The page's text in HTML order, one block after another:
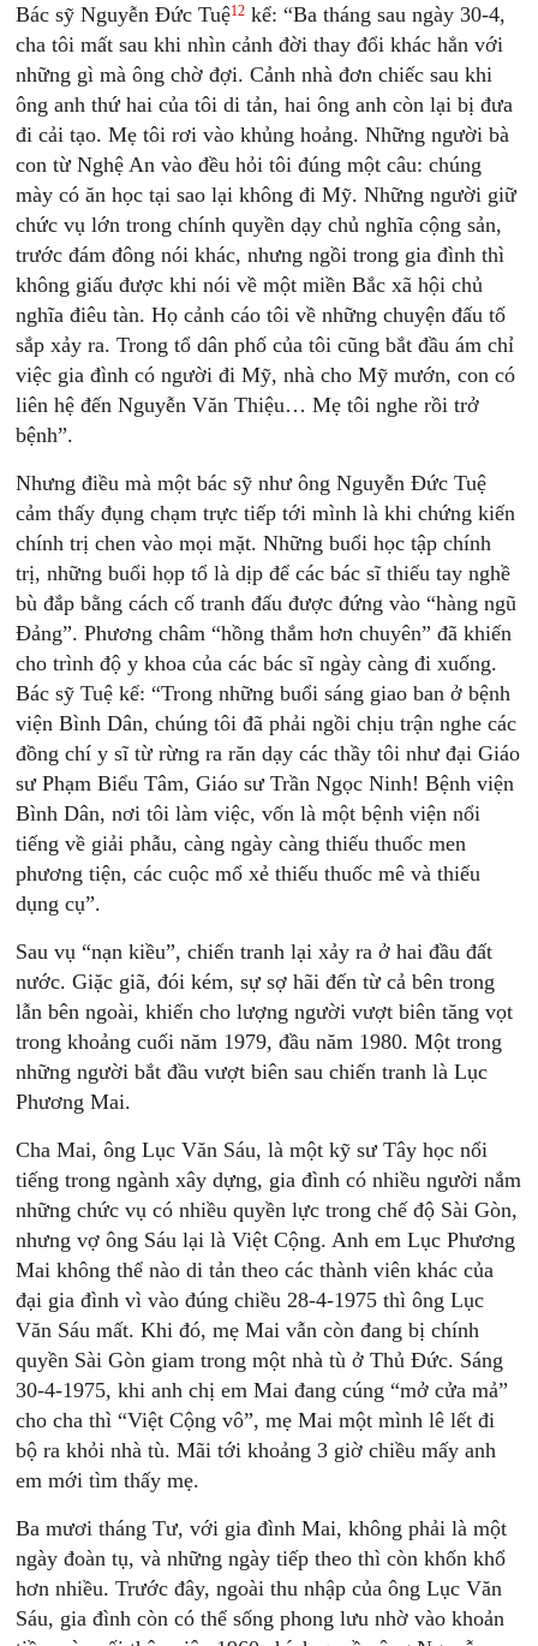
Bác sỹ Nguyễn Đức Tuệ12 kể: “Ba tháng sau ngày 30-4,
cha tôi mất sau khi nhìn cảnh đời thay đổi khác hẳn với
những gì mà ông chờ đợi. Cảnh nhà đơn chiếc sau khi
ông anh thứ hai của tôi di tản, hai ông anh còn lại bị đưa
đi cải tạo. Mẹ tôi rơi vào khủng hoảng. Những người bà
con từ Nghệ An vào đều hỏi tôi đúng một câu: chúng
mày có ăn học tại sao lại không đi Mỹ. Những người giữ
chức vụ lớn trong chính quyền dạy chủ nghĩa cộng sản,
trước đám đông nói khác, nhưng ngồi trong gia đình thì
không giấu được khi nói về một miền Bắc xã hội chủ
nghĩa điêu tàn. Họ cảnh cáo tôi về những chuyện đấu tố
sắp xảy ra. Trong tổ dân phố của tôi cũng bắt đầu ám chỉ
việc gia đình có người đi Mỹ, nhà cho Mỹ mướn, con có
liên hệ đến Nguyễn Văn Thiệu… Mẹ tôi nghe rồi trở
bệnh”.
Nhưng điều mà một bác sỹ như ông Nguyễn Đức Tuệ
cảm thấy đụng chạm trực tiếp tới mình là khi chứng kiến
chính trị chen vào mọi mặt. Những buổi học tập chính
trị, những buổi họp tổ là dịp để các bác sĩ thiếu tay nghề
bù đắp bằng cách cố tranh đấu được đứng vào “hàng ngũ
Đảng”. Phương châm “hồng thắm hơn chuyên” đã khiến
cho trình độ y khoa của các bác sĩ ngày càng đi xuống.
Bác sỹ Tuệ kể: “Trong những buổi sáng giao ban ở bệnh
viện Bình Dân, chúng tôi đã phải ngồi chịu trận nghe các
đồng chí y sĩ từ rừng ra răn dạy các thầy tôi như đại Giáo
sư Phạm Biểu Tâm, Giáo sư Trần Ngọc Ninh! Bệnh viện
Bình Dân, nơi tôi làm việc, vốn là một bệnh viện nổi
tiếng về giải phẫu, càng ngày càng thiếu thuốc men
phương tiện, các cuộc mổ xẻ thiếu thuốc mê và thiếu
dụng cụ”.
Sau vụ “nạn kiều”, chiến tranh lại xảy ra ở hai đầu đất
nước. Giặc giã, đói kém, sự sợ hãi đến từ cả bên trong
lẫn bên ngoài, khiến cho lượng người vượt biên tăng vọt
trong khoảng cuối năm 1979, đầu năm 1980. Một trong
những người bắt đầu vượt biên sau chiến tranh là Lục
Phương Mai.
Cha Mai, ông Lục Văn Sáu, là một kỹ sư Tây học nổi
tiếng trong ngành xây dựng, gia đình có nhiều người nắm
những chức vụ có nhiều quyền lực trong chế độ Sài Gòn,
nhưng vợ ông Sáu lại là Việt Cộng. Anh em Lục Phương
Mai không thể nào di tản theo các thành viên khác của
đại gia đình vì vào đúng chiều 28-4-1975 thì ông Lục
Văn Sáu mất. Khi đó, mẹ Mai vẫn còn đang bị chính
quyền Sài Gòn giam trong một nhà tù ở Thủ Đức. Sáng
30-4-1975, khi anh chị em Mai đang cúng “mở cửa mả”
cho cha thì “Việt Cộng vô”, mẹ Mai một mình lê lết đi
bộ ra khỏi nhà tù. Mãi tới khoảng 3 giờ chiều mấy anh
em mới tìm thấy mẹ.
Ba mươi tháng Tư, với gia đình Mai, không phải là một
ngày đoàn tụ, và những ngày tiếp theo thì còn khốn khổ
hơn nhiều. Trước đây, ngoài thu nhập của ông Lục Văn
Sáu, gia đình còn có thể sống phong lưu nhờ vào khoản